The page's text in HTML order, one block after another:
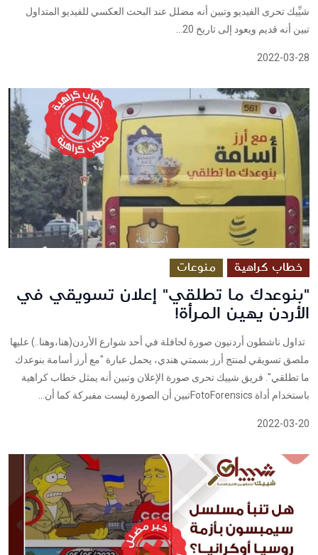
شيِّيك تحرى الفيديو وتبين أنه مضلل عند البحث العكسي للفيديو المتداول
تبين أنه قديم ويعود إلى تاريخ 20...
2022-03-28
خطاب كراهية منوعات
"بنوعدك ما تطلقي" إعلان تسويقي في
الأردن يهين المرأة!
تداول ناشطون أردنيون صورة لحافلة في أحد شوارع الأردن(هنا،وهنا..) عليها
ملصق تسويقي لمنتج أرز بسمتي هندي، يحمل عبارة "مع أرز أسامة بنوعدك
ما تطلقي". فريق شييك تحرى صورة الإعلان وتبين أنه يمثل خطاب كراهية
باستخدام أداة FotoForensicsتبين أن الصورة ليست مفبركة كما أن...
2022-03-20